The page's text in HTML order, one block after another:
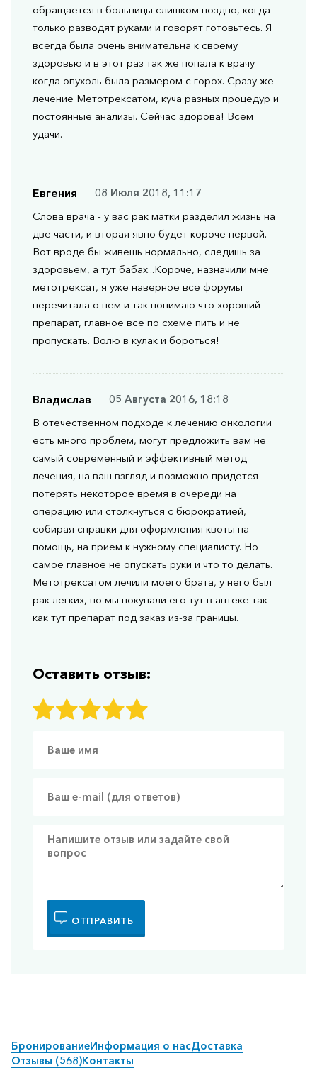
обращается в больницы слишком поздно, когда
только разводят руками и говорят готовьтесь. Я
всегда была очень внимательна к своему
здоровью и в этот раз так же попала к врачу
когда опухоль была размером с горох. Сразу же
лечение Метотрексатом, куча разных процедур и
постоянные анализы. Сейчас здорова! Всем
удачи.
Евгения
08 Июля 2018, 11:17
Слова врача - у вас рак матки разделил жизнь на
две части, и вторая явно будет короче первой.
Вот вроде бы живешь нормально, следишь за
здоровьем, а тут бабах...Короче, назначили мне
метотрексат, я уже наверное все форумы
перечитала о нем и так понимаю что хороший
препарат, главное все по схеме пить и не
пропускать. Волю в кулак и бороться!
Владислав
05 Августа 2016, 18:18
В отечественном подходе к лечению онкологии
есть много проблем, могут предложить вам не
самый современный и эффективный метод
лечения, на ваш взгляд и возможно придется
потерять некоторое время в очереди на
операцию или столкнуться с бюрократией,
собирая справки для оформления квоты на
помощь, на прием к нужному специалисту. Но
самое главное не опускать руки и что то делать.
Метотрексатом лечили моего брата, у него был
рак легких, но мы покупали его тут в аптеке так
как тут препарат под заказ из-за границы.
Оставить отзыв:
ОТПРАВИТЬ
БронированиеИнформация о насДоставка
Отзывы (568)Контакты